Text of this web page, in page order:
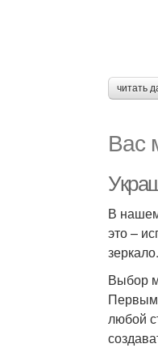
читать
Вас
В
это –
Выбор
Первым
любой